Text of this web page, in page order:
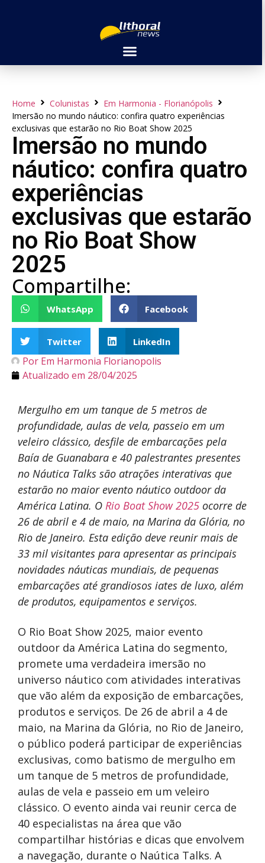
Home Colunistas
Em Harmonia - Florianópolis
Imersão no mundo náutico: confira quatro experiências
exclusivas que estarão no Rio Boat Show 2025
Imersão no mundo
náutico: confira quatro
experiências
exclusivas que estarão
no Rio Boat Show
2025
Compartilhe:
WhatsApp Facebook
Twitter LinkedIn
Por Em Harmonia Florianopolis
Atualizado em 28/04/2025
Mergulho em um tanque de 5 metros de
profundidade, aulas de vela, passeio em um
veleiro clássico, desfile de embarcações pela
Baía de Guanabara e 40 palestrantes presentes
no Náutica Talks são atrações interativas que
estarão no maior evento náutico outdoor da
América Latina. O Rio Boat Show 2025 ocorre de
26 de abril e 4 de maio, na Marina da Glória, no
Rio de Janeiro. Esta edição deve reunir mais de
33 mil visitantes para apresentar as principais
novidades náuticas mundiais, de pequenas
embarcações até grandiosos iates de luxo, além
de produtos, equipamentos e serviços.
O Rio Boat Show 2025, maior evento
outdoor da América Latina do segmento,
promete uma verdadeira imersão no
universo náutico com atividades interativas
que vão além da exposição de embarcações,
produtos e serviços. De 26 de abril a 4 de
maio, na Marina da Glória, no Rio de Janeiro,
o público poderá participar de experiências
exclusivas, como batismo de mergulho em
um tanque de 5 metros de profundidade,
aulas de vela e passeio em um veleiro
clássico. O evento ainda vai reunir cerca de
40 especialistas na área que vão
compartilhar histórias e dicas que envolvem
a navegação, durante o Naútica Talks. A